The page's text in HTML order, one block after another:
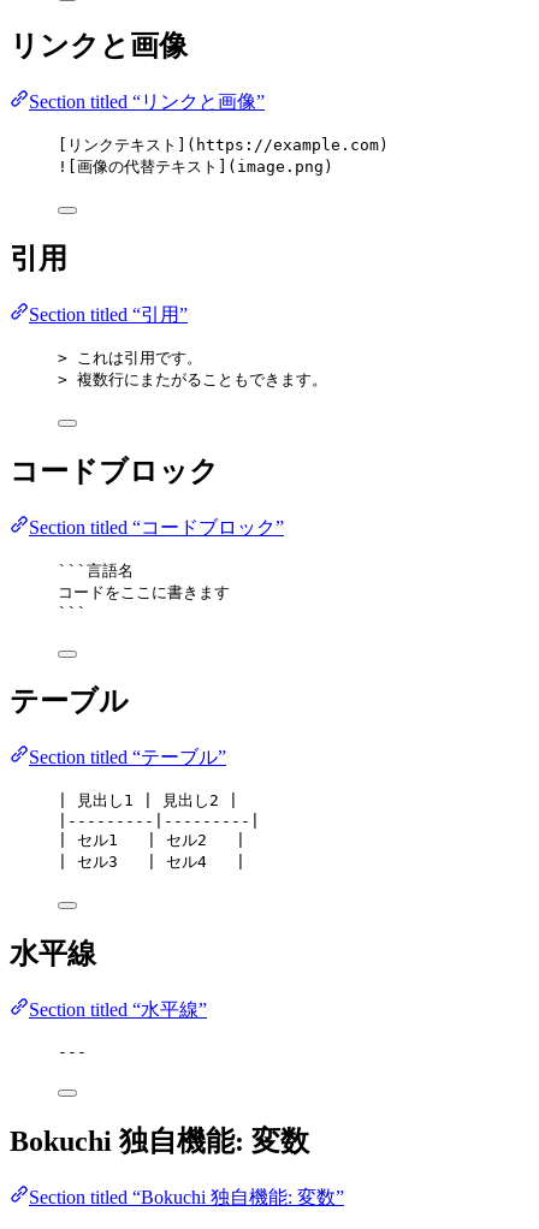
リンクと画像
Section titled “リンクと画像”
リンクテキスト ( https://example.com)
![ 画像の代替テキスト ( image.png )
引用
Section titled “引用”
> これは引用です。
> 複数行にまたがることもできます。
コードブロック
Section titled “コードブロック”
```言語名
コードをここに書きます
```
テーブル
Section titled “テーブル”
| 見出し1 | 見出し2 |
|---------|---------|
| セル1   | セル2   |
| セル3   | セル4   |
水平線
Section titled “水平線”
---
Bokuchi 独自機能: 変数
Section titled “Bokuchi 独自機能: 変数”